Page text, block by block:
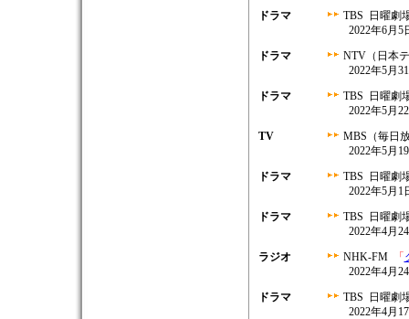
ドラマ
TBS 日曜劇
2022年6月5
ドラマ
NTV（日本
2022年5月
ドラマ
TBS 日曜劇
2022年5月
TV
MBS（毎日
2022年5月
ドラマ
TBS 日曜劇
2022年5月1
ドラマ
TBS 日曜劇
2022年4月
ラジオ
NHK-FM 「
2022年4月
ドラマ
TBS 日曜劇
2022年4月